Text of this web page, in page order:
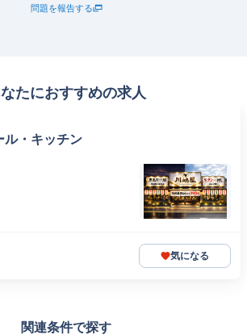
問題を報告する
たにおすすめの求人
ル・キッチン
気になる
関連条件で探す